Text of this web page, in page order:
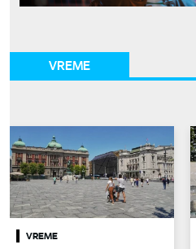
VREME
VREME